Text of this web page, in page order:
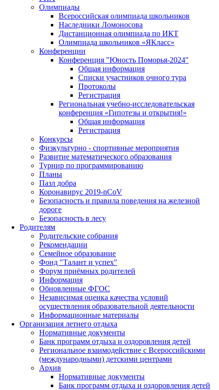
Олимпиады
Всероссийская олимпиада школьников
Наследники Ломоносова
Дистанционная олимпиада по ИКТ
Олимпиада школьников «ЯКласс»
Конференции
Конференция "Юность Поморья-2024"
Общая информация
Списки участников очного тура
Протоколы
Регистрация
Региональная учебно-исследовательская
конференция «Гипотезы и открытия!»
Общая информация
Регистрация
Конкурсы
Физкультурно - спортивные мероприятия
Развитие математического образования
Турнир по программированию
Планы
Пазл добра
Коронавирус 2019-nCoV
Безопасность и правила поведения на железной
дороге
Безопасность в лесу
Родителям
Родительские собрания
Рекомендации
Семейное образование
Фонд "Талант и успех"
Форум приёмных родителей
Информация
Обновленные ФГОС
Независимая оценка качества условий
осуществления образовательной деятельности
Информационные материалы
Организация летнего отдыха
Нормативные документы
Банк программ отдыха и оздоровления детей
Региональное взаимодействие с Всероссийскими
(международными) детскими центрами
Архив
Нормативные документы
Банк программ отдыха и оздоровления детей